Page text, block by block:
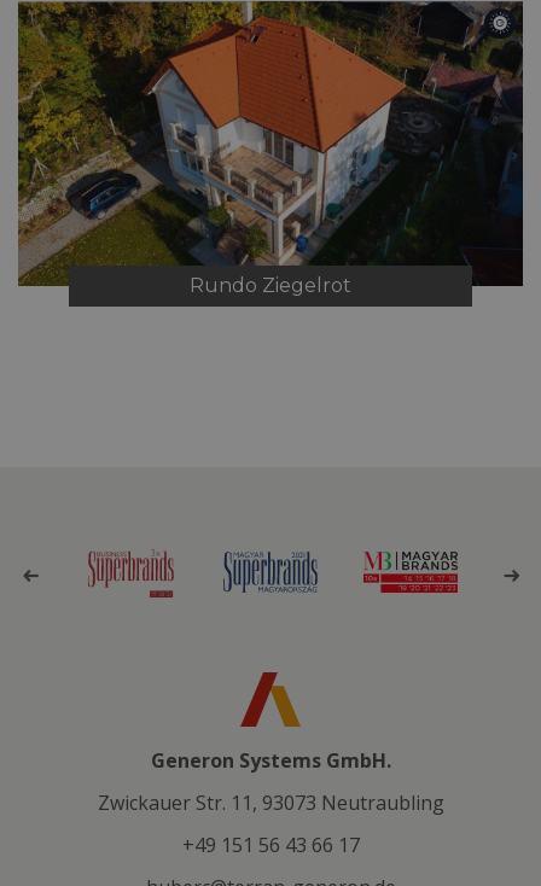
Rundo Ziegelrot
Generon Systems GmbH.
Zwickauer Str. 11, 93073 Neutraubling
+49 151 56 43 66 17